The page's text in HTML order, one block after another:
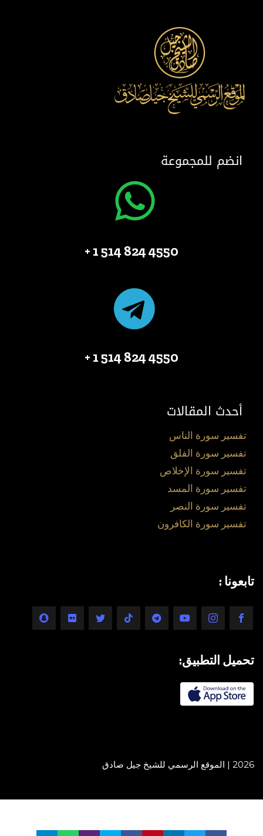
انضم للمجموعة
4550 824 514 1 +
4550 824 514 1 +
أحدث المقالات
تفسير سورة الناس
تفسير سورة الفلق
تفسير سورة الإخلاص
تفسير سورة المسد
تفسير سورة النصر
تفسير سورة الكافرون
تابعونا :
تحميل التطبيق:
2026 | الموقع الرسمي للشيخ جيل صادق